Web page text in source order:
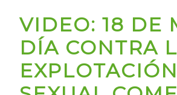
VIDEO: 18 DE
DÍA CONTRA
EXPLOTACIÓN